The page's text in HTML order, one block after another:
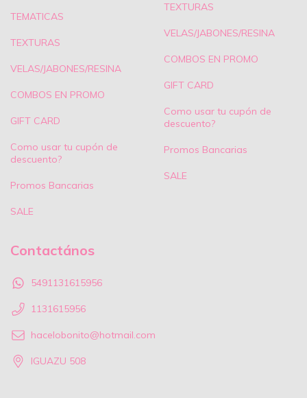
TEMATICAS
TEXTURAS
VELAS/JABONES/RESINA
COMBOS EN PROMO
GIFT CARD
Como usar tu cupón de
descuento?
Promos Bancarias
SALE
TEXTURAS
VELAS/JABONES/RESINA
COMBOS EN PROMO
GIFT CARD
Como usar tu cupón de
descuento?
Promos Bancarias
SALE
Contactános
5491131615956
1131615956
hacelobonito@hotmail.com
IGUAZU 508